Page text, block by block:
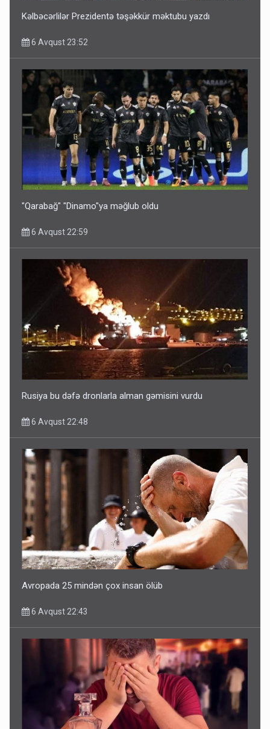
Bu ölkələrə şəxsiyyət vəsiqəsi ilə gedə biləcəksiniz -
SİYAHI
6 Avqust 10:53
Ərdoğana sui-qəsd planının iştirakçısı detalları açıqladı
Kəlbəcərlilər Prezidentə təşəkkür məktubu yazdı
6 Avqust 23:52
"Qarabağ" "Dinamo"ya məğlub oldu
6 Avqust 22:59
Rusiya bu dəfə dronlarla alman gəmisini vurdu
6 Avqust 22:48
Avropada 25 mindən çox insan ölüb
6 Avqust 22:43